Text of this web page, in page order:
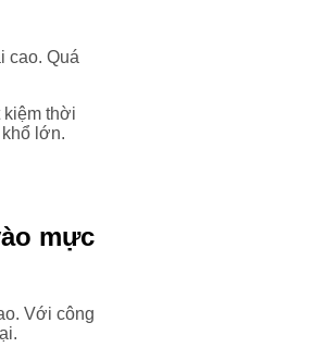
cao. Quá
kiệm thời
lớn.
mực
Với công